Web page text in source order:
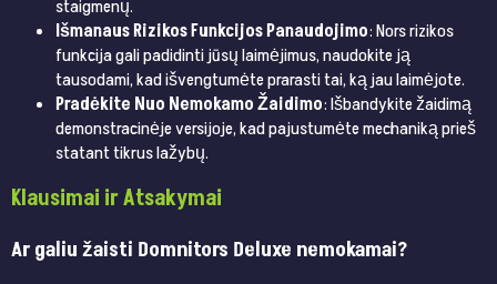
staigmenų.
Išmanaus Rizikos Funkcijos Panaudojimo: Nors rizikos
funkcija gali padidinti jūsų laimėjimus, naudokite ją
tausodami, kad išvengtumėte prarasti tai, ką jau laimėjote.
Pradėkite Nuo Nemokamo Žaidimo: Išbandykite žaidimą
demonstracinėje versijoje, kad pajustumėte mechaniką prieš
statant tikrus lažybų.
Klausimai ir Atsakymai
Ar galiu žaisti Domnitors Deluxe nemokamai?